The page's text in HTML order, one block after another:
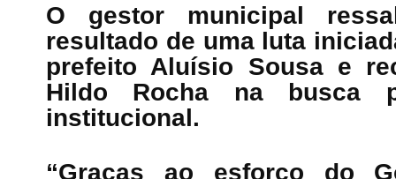
O gestor municipal
resultado de uma luta
prefeito Aluísio Sousa e
Hildo Rocha na busca
institucional.
“Graças ao esforço do